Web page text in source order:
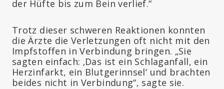
der Hüfte bis zum Bein verlief.“
Trotz dieser schweren Reaktionen konnten
die Ärzte die Verletzungen oft nicht mit den
Impfstoffen in Verbindung bringen. „Sie
sagten einfach: ‚Das ist ein Schlaganfall, ein
Herzinfarkt, ein Blutgerinnsel‘ und brachten
beides nicht in Verbindung“, sagte sie.